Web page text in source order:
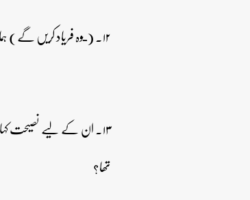
۱۲۔ (ـوہ فریاد کریں گے) ہمارے رب! ہم سے یہ عذاب ٹال دے، ہم ایمان لاتے ہیں۔
۱۳۔ ان کے لیے نصیحت
تھا؟